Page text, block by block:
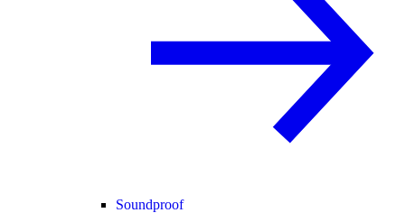
Soundproof